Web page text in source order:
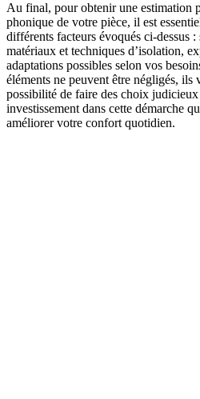
Au final, pour obtenir une estimation
phonique de votre pièce, il est
différents facteurs évoqués ci-dessus
matériaux et techniques d’isolation,
adaptations possibles selon vos
éléments ne peuvent être négligés, ils
possibilité de faire des choix
investissement dans cette démarche
améliorer votre confort quotidien.